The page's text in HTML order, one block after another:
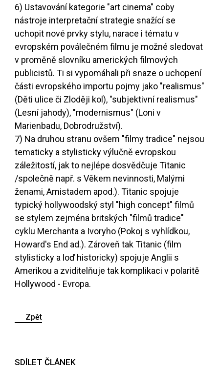
6) Ustavování kategorie "art cinema" coby
nástroje interpretační strategie snažící se
uchopit nové prvky stylu, narace i tématu v
evropském poválečném filmu je možné sledovat
v proměně slovníku amerických filmových
publicistů. Ti si vypomáhali při snaze o uchopení
části evropského importu pojmy jako "realismus"
(Děti ulice či Zloději kol), "subjektivní realismus"
(Lesní jahody), "modernismus" (Loni v
Marienbadu, Dobrodružství).
7) Na druhou stranu ovšem "filmy tradice" nejsou
tematicky a stylisticky výlučně evropskou
záležitostí, jak to nejlépe dosvědčuje Titanic
/společně např. s Věkem nevinnosti, Malými
ženami, Amistadem apod.). Titanic spojuje
typický hollywoodský styl "high concept" filmů
se stylem zejména britských "filmů tradice"
cyklu Merchanta a Ivoryho (Pokoj s vyhlídkou,
Howard's End ad.). Zároveň tak Titanic (film
stylisticky a loď historicky) spojuje Anglii s
Amerikou a zviditelňuje tak komplikaci v polaritě
Hollywood - Evropa.
Zpět
SDÍLET ČLÁNEK